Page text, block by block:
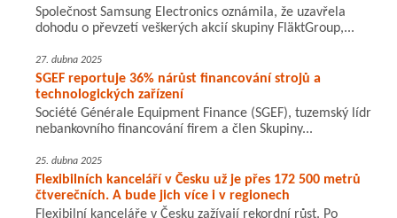
Společnost Samsung Electronics oznámila, že uzavřela
dohodu o převzetí veškerých akcií skupiny FläktGroup,...
27. dubna 2025
SGEF reportuje 36% nárůst financování strojů a
technologických zařízení
Société Générale Equipment Finance (SGEF), tuzemský lídr
nebankovního financování firem a člen Skupiny...
25. dubna 2025
Flexibilních kanceláří v Česku už je přes 172 500 metrů
čtverečních. A bude jich více i v regionech
Flexibilní kanceláře v Česku zažívají rekordní růst. Po